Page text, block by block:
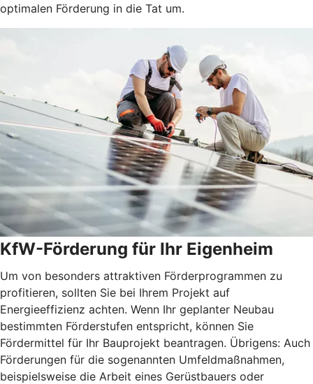
optimalen Förderung in die Tat um.
KfW-Förderung für Ihr Eigenheim
Um von besonders attraktiven Förderprogrammen zu
profitieren, sollten Sie bei Ihrem Projekt auf
Energieeffizienz achten. Wenn Ihr geplanter Neubau
bestimmten Förderstufen entspricht, können Sie
Fördermittel für Ihr Bauprojekt beantragen. Übrigens: Auch
Förderungen für die sogenannten Umfeldmaßnahmen,
beispielsweise die Arbeit eines Gerüstbauers oder